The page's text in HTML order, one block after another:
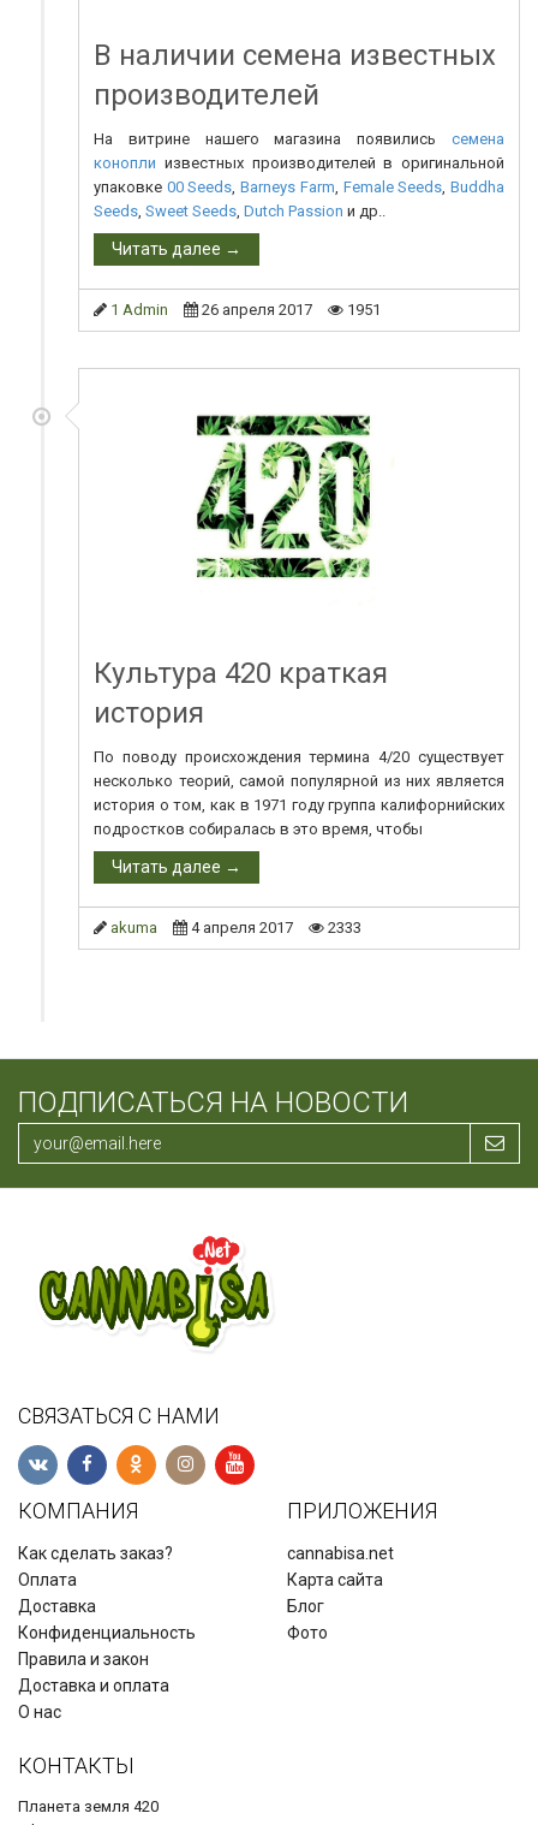
В наличии семена известных
производителей
На витрине нашего магазина появились семена
конопли известных производителей в оригинальной
упаковке 00 Seeds,Barneys Farm, Female Seeds,Buddha
Seeds, Sweet Seeds, Dutch Passion и др..
Читать далее →
1 Admin 26 апреля 2017 1951
Культура 420 краткая
история
По поводу происхождения термина 4/20 существует
несколько теорий, самой популярной из них является
история о том, как в 1971 году группа калифорнийских
подростков собиралась в это время, чтобы
Читать далее →
akuma 4 апреля 2017 2333
ПОДПИСАТЬСЯ НА НОВОСТИ
СВЯЗАТЬСЯ С НАМИ
КОМПАНИЯ
Как сделать заказ?
Оплата
Доставка
Конфиденциальность
Правила и закон
Доставка и оплата
О нас
ПРИЛОЖЕНИЯ
cannabisa.net
Карта сайта
Блог
Фото
КОНТАКТЫ
Планета земля 420